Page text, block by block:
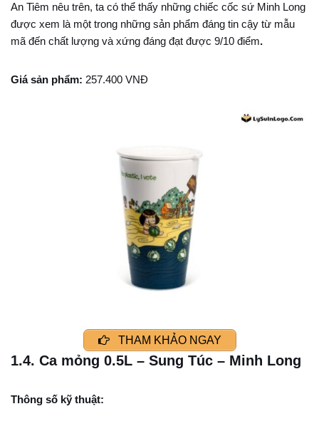
An Tiêm nêu trên, ta có thể thấy những chiếc cốc sứ Minh Long
được xem là một trong những sản phẩm đáng tin cậy từ mẫu
mã đến chất lượng và xứng đáng đạt được 9/10 điểm.
Giá sản phẩm: 257.400 VNĐ
THAM KHẢO NGAY
1.4. Ca mỏng 0.5L – Sung Túc – Minh Long
Thông số kỹ thuật: